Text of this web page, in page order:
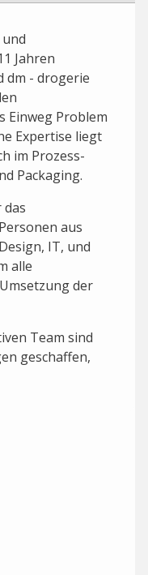
Jahren
dm - drogerie
Einweg Problem
Expertise liegt
im Prozess-
Packaging.
das
aus
IT, und
alle
der
Team sind
geschaffen,